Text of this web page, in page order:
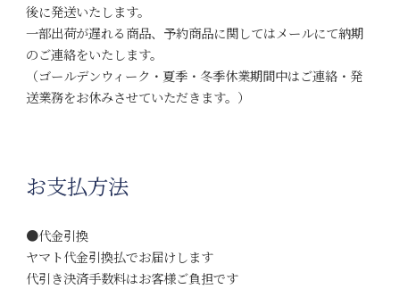
後に発送いたします。
一部出荷が遅れる商品、予約商品に関してはメールにて納期
のご連絡をいたします。
（ゴールデンウィーク・夏季・冬季休業期間中はご連絡・発
送業務をお休みさせていただきます。）
お支払方法
●代金引換
ヤマト代金引換払でお届けします
代引き決済手数料はお客様ご負担です